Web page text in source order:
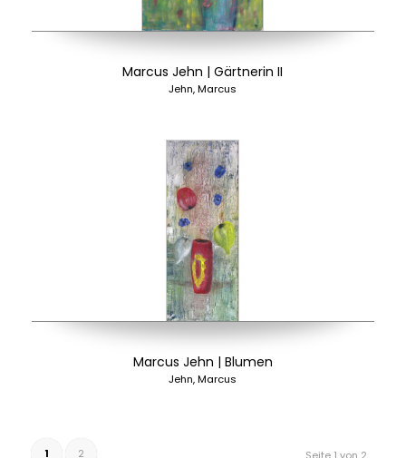
Marcus Jehn | Gärtnerin II
Jehn, Marcus
Marcus Jehn | Blumen
Jehn, Marcus
Seite 1 von 2
1 2